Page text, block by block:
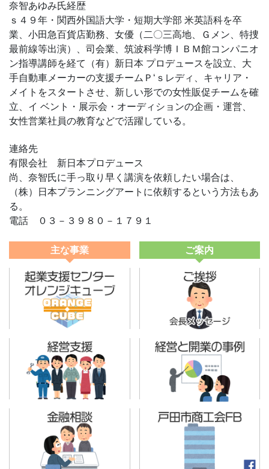
奈智あゆみ氏経歴
ｓ４９年・関西外国語大学・短期大学部 米英語科を卒
業、小田急百貨店勤務、女優（二〇三高地、Ｇメン、特捜
最前線等出演）、司会業、筑波科学博ＩＢＭ館コンパニオ
ン指導講師を経て（有）新日本 プロデュースを設立、大
手自動車メーカーの支援チームＰ‘ｓレディ、キャリア・
メイトをスタートさせ、新しい形での女性販促チームを確
立、イ ベント・展示会・オーディションの企画・運営、
女性営業社員の教育などで活躍している。
連絡先
有限会社 新日本プロデュース
尚、奈智氏に手っ取り早く講演を依頼したい場合は、
（株）日本プランニングアートに依頼するという方法もあ
る。
電話 ０３－３９８０－１７９１
主な事業 ご案内